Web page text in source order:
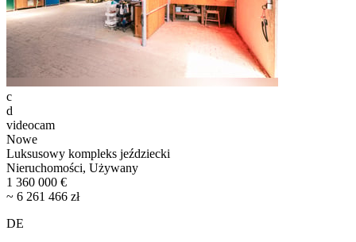
c
d
videocam
Nowe
Luksusowy kompleks jeździecki
Nieruchomości, Używany
1 360 000 €
~ 6 261 466 zł
DE